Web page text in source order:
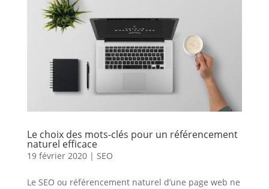
Le choix des mots-clés pour un référencement
naturel efficace
19 février 2020| SEO
Le SEO ou référencement naturel d’une page web ne